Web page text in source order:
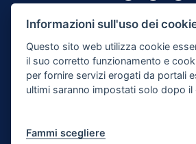
2014/2020 - Axis XIII
Accessibility
Legal Note
Informazioni sull'uso dei
Questo sito web utilizza cookie
il suo corretto funzionamento e
per fornire servizi erogati da portali
ultimi saranno impostati solo dopo il
Fammi scegliere